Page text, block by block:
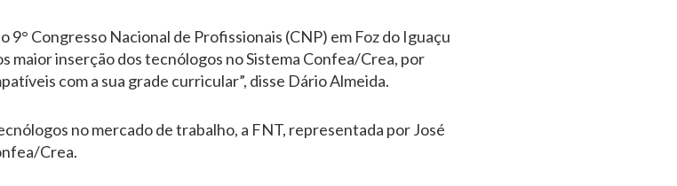
Congresso Nacional de Profissionais (CNP) em Foz do Iguaçu
maior inserção dos tecnólogos no Sistema Confea/Crea, por
com a sua grade curricular”, disse Dário Almeida.
no mercado de trabalho, a FNT, representada por José
Crea.